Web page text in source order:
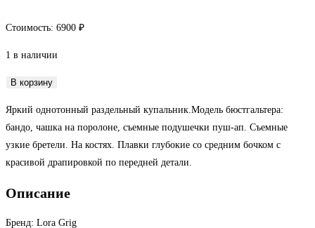
Стоимость: 6900 ₽
1 в наличии
Количество
Купальник
раздельный
44-
46С
В корзину
Яркий однотонный раздельный купальник.Модель бюстгальтера:
бандо, чашка на поролоне, съемные подушечки пуш-ап. Съемные
узкие бретели. На костях. Плавки глубокие со средним бочком с
красивой драпировкой по передней детали.
Описание
Бренд: Lora Grig